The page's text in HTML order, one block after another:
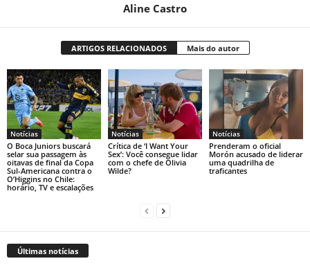
Aline Castro
ARTIGOS RELACIONADOS Mais do autor
Notícias
O Boca Juniors buscará
selar sua passagem às
oitavas de final da Copa
Sul-Americana contra o
O’Higgins no Chile:
horário, TV e escalações
Notícias
Crítica de ‘I Want Your
Sex’: Você consegue lidar
com o chefe de Olivia
Wilde?
Notícias
Prenderam o oficial
Morón acusado de liderar
uma quadrilha de
traficantes
Últimas notícias